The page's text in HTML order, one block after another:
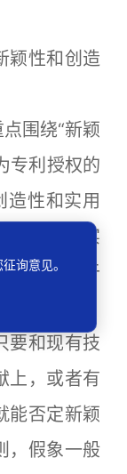
颖性和创造
围绕“新颖
专利授权的
造性和实用
入法的“实
条件，在于
要和现有技
上，或者有
能否定新颖
，假象一般
询意见。